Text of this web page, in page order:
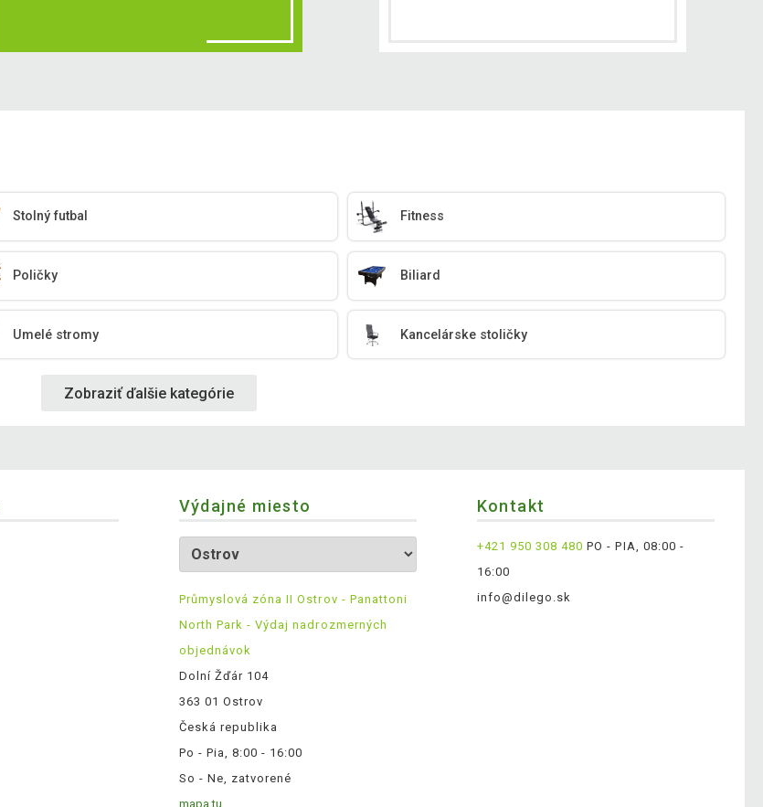
Stolný futbal Fitness
Poličky Biliard
Umelé stromy Kancelárske stoličky
Zobraziť ďalšie kategórie
Výdajné miesto
Průmyslová zóna II Ostrov - Panattoni
North Park - Výdaj nadrozmerných
objednávok
Dolní Žďár 104
363 01 Ostrov
Česká republika
Po - Pia, 8:00 - 16:00
So - Ne, zatvorené
mapa tu
Kontakt
+421 950 308 480 PO - PIA, 08:00 -
16:00
info@dilego.sk